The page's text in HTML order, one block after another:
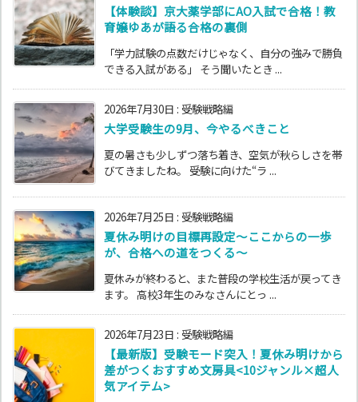
【体験談】京大薬学部にAO入試で合格！教
育嬢ゆあが語る合格の裏側
「学力試験の点数だけじゃなく、自分の強みで勝負
できる入試がある」 そう聞いたとき ...
2026年7月30日 : 受験戦略編
大学受験生の9月、今やるべきこと
夏の暑さも少しずつ落ち着き、空気が秋らしさを帯
びてきましたね。 受験に向けた“ラ ...
2026年7月25日 : 受験戦略編
夏休み明けの目標再設定〜ここからの一歩
が、合格への道をつくる〜
夏休みが終わると、また普段の学校生活が戻ってき
ます。 高校3年生のみなさんにとっ ...
2026年7月23日 : 受験戦略編
【最新版】受験モード突入！夏休み明けから
差がつくおすすめ文房具<10ジャンル×超人
気アイテム>